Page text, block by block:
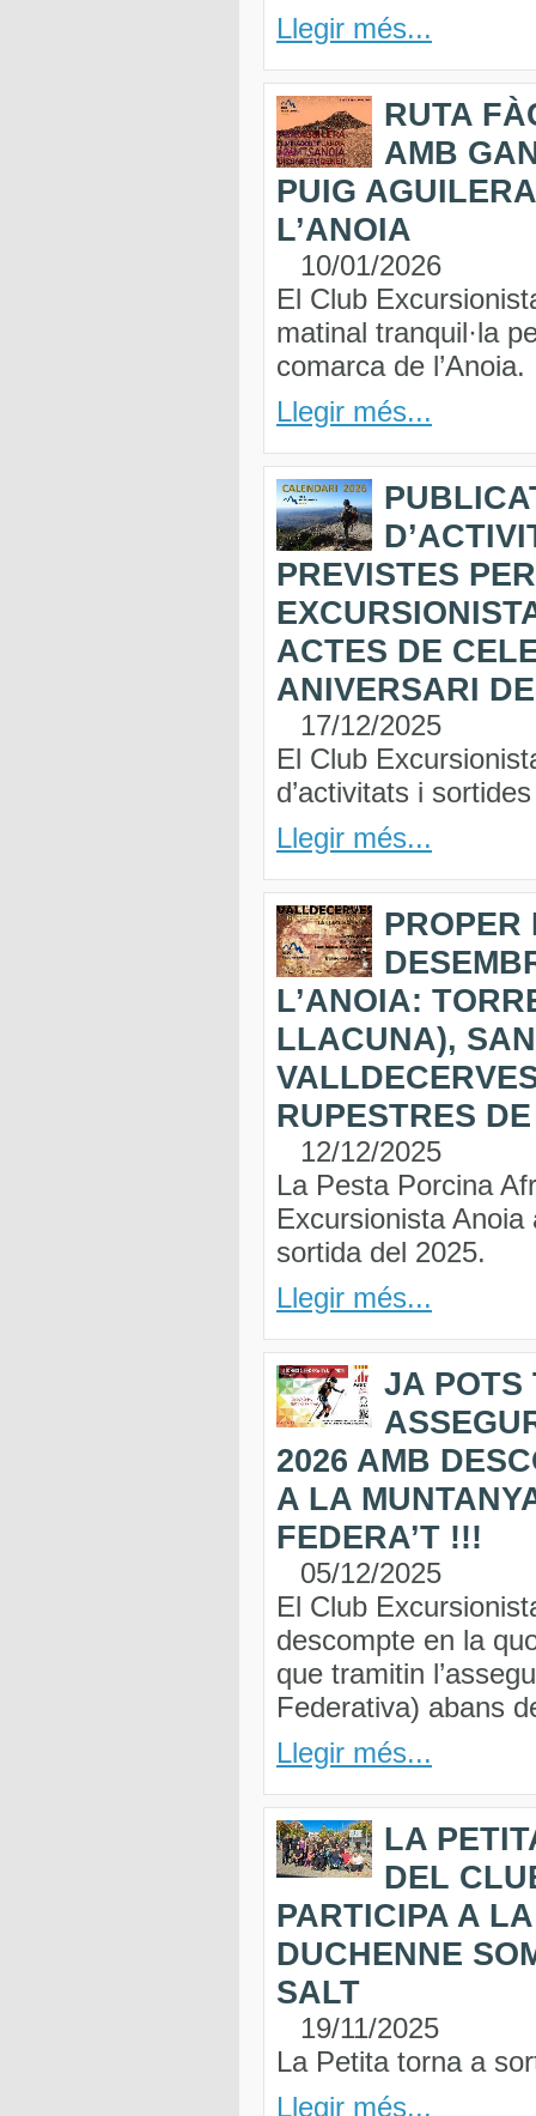
Llegir més...
RUTA
AMB
PUIG
L’ANOIA
10/01/2026
El Club
matinal tranquil·la
comarca de l’Anoia.
Llegir més...
PREVISTES
ACTES DE
ANIVERSARI
17/12/2025
El Club
d’activitats i
Llegir més...
PROPER
L’ANOIA:
LLACUNA),
RUPESTRES
12/12/2025
La Pesta Porcina
Excursionista
sortida del 2025.
Llegir més...
JA POTS
2026 AMB
A LA
FEDERA’T !!!
05/12/2025
El Club
descompte en la
que tramitin
Federativa) abans
Llegir més...
LA
DEL
PARTICIPA A
DUCHENNE
SALT
19/11/2025
La Petita torna a
Llegir més...